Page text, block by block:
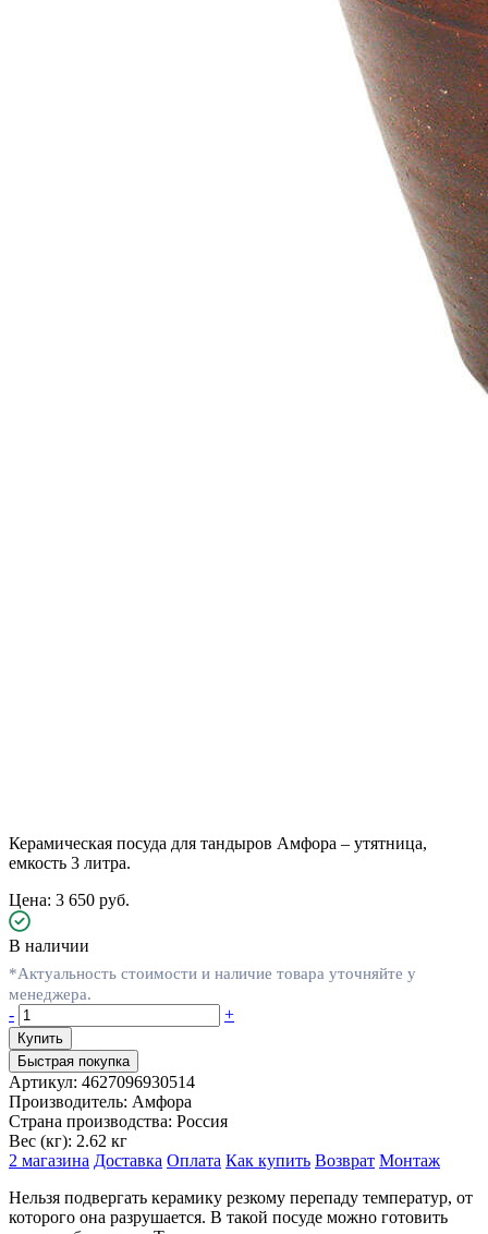
Керамическая посуда для тандыров Амфора – утятница,
емкость 3 литра.
Цена: 3 650 руб.
В наличии
*Актуальность стоимости и наличие товара уточняйте у
менеджера.
-
+
Быстрая покупка
Артикул: 4627096930514
Производитель: Амфора
Страна производства: Россия
Вес (кг): 2.62 кг
2 магазина Доставка Оплата Как купить Возврат Монтаж
Нельзя подвергать керамику резкому перепаду температур, от
которого она разрушается. В такой посуде можно готовить